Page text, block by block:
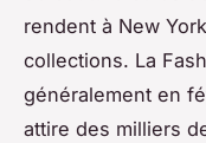
rendent à New
collections. La
généralement en
attire des milliers